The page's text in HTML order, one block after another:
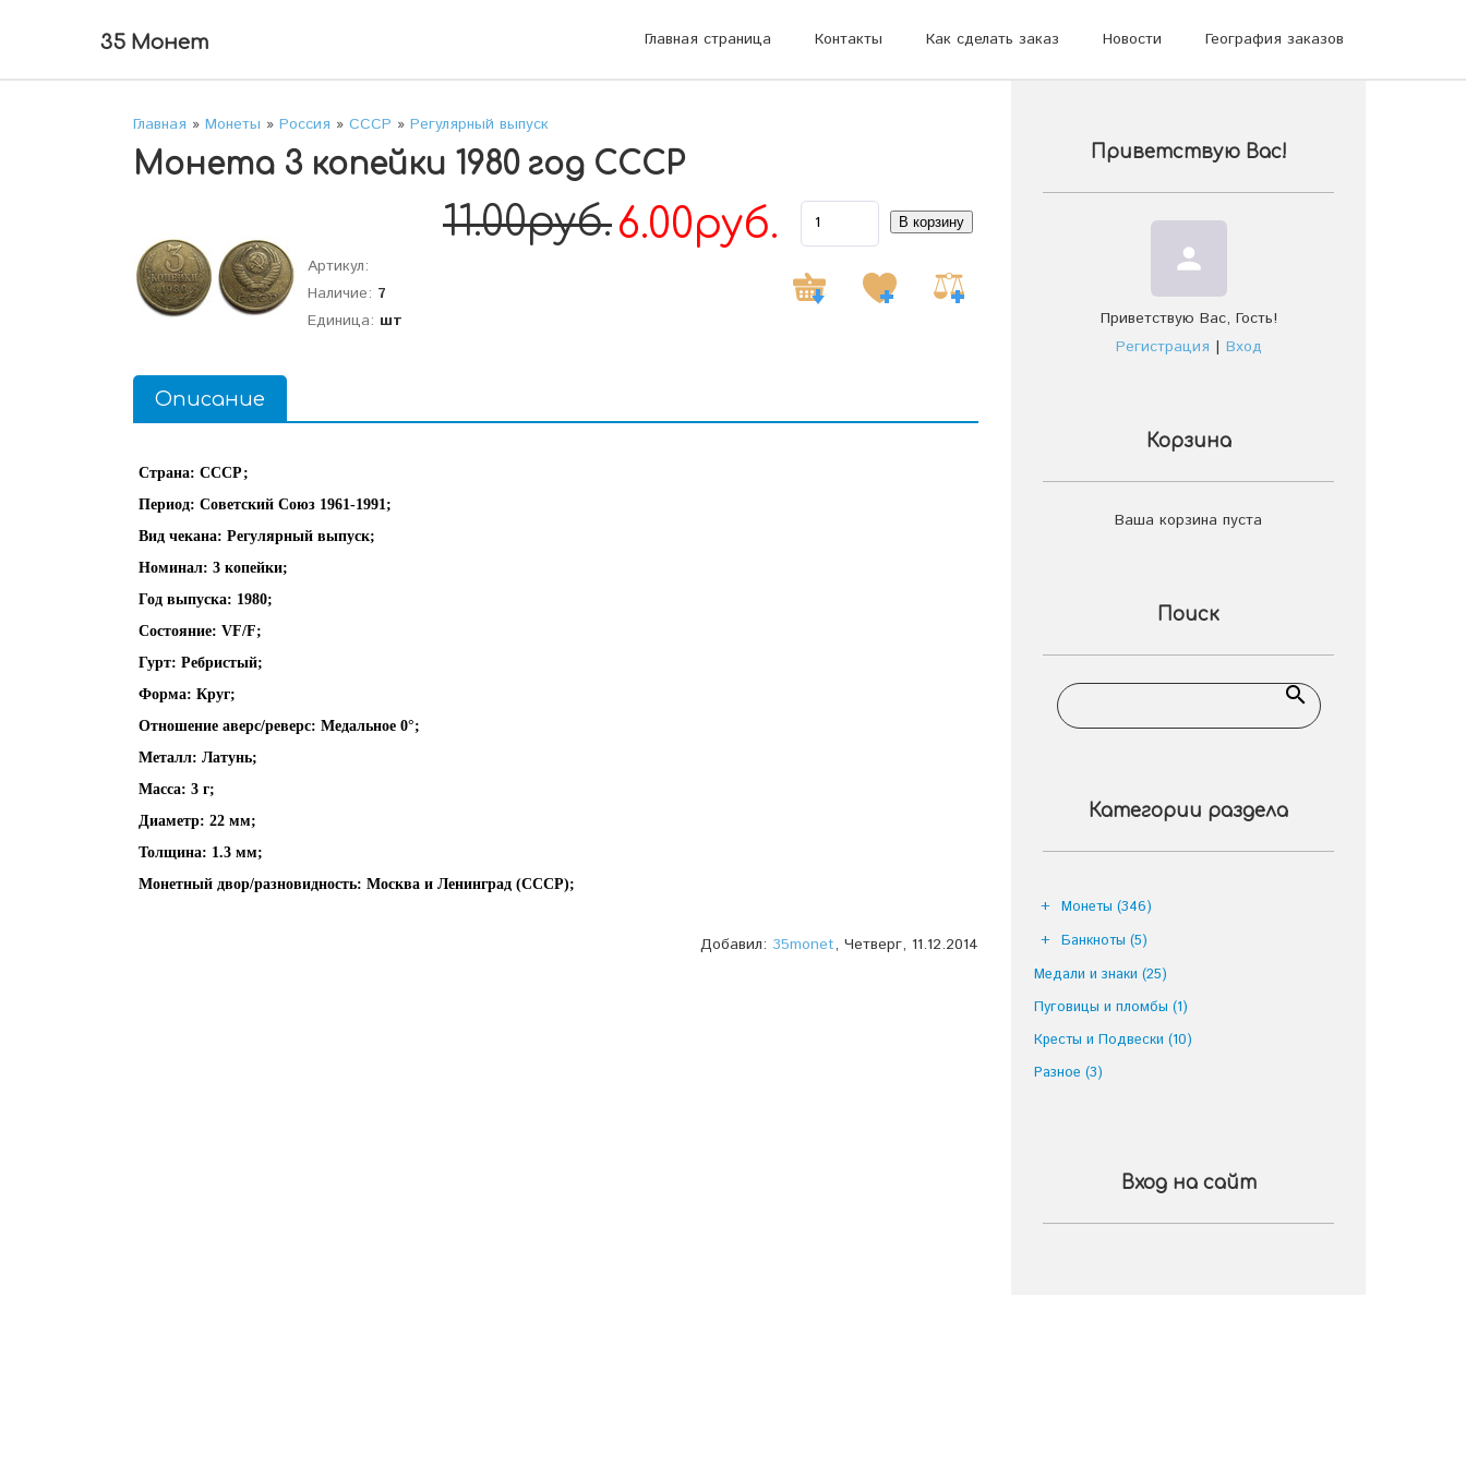
35 Монет Главная страница Контакты Как сделать заказ Новости География заказов
Главная » Монеты » Россия » СССР » Регулярный выпуск
Монета 3 копейки 1980 год СССР
11.00руб.6.00руб.
Артикул:
Наличие: 7
Единица: шт
Описание
Страна: СССР;
Период: Советский Союз 1961-1991;
Вид чекана: Регулярный выпуск;
Номинал: 3 копейки;
Год выпуска: 1980;
Состояние: VF/F;
Гурт: Ребристый;
Форма: Круг;
Отношение аверс/реверс: Медальное 0°;
Металл: Латунь;
Масса: 3 г;
Диаметр: 22 мм;
Толщина: 1.3 мм;
Монетный двор/разновидность: Москва и Ленинград (СССР);
Добавил: 35monet, Четверг, 11.12.2014
Приветствую Вас!
person
Приветствую Вас, Гость!
Регистрация | Вход
Корзина
Ваша корзина пуста
Поиск
Категории раздела
Монеты(346)
Банкноты(5)
Медали и знаки(25)
Пуговицы и пломбы(1)
Кресты и Подвески(10)
Разное(3)
Вход на сайт